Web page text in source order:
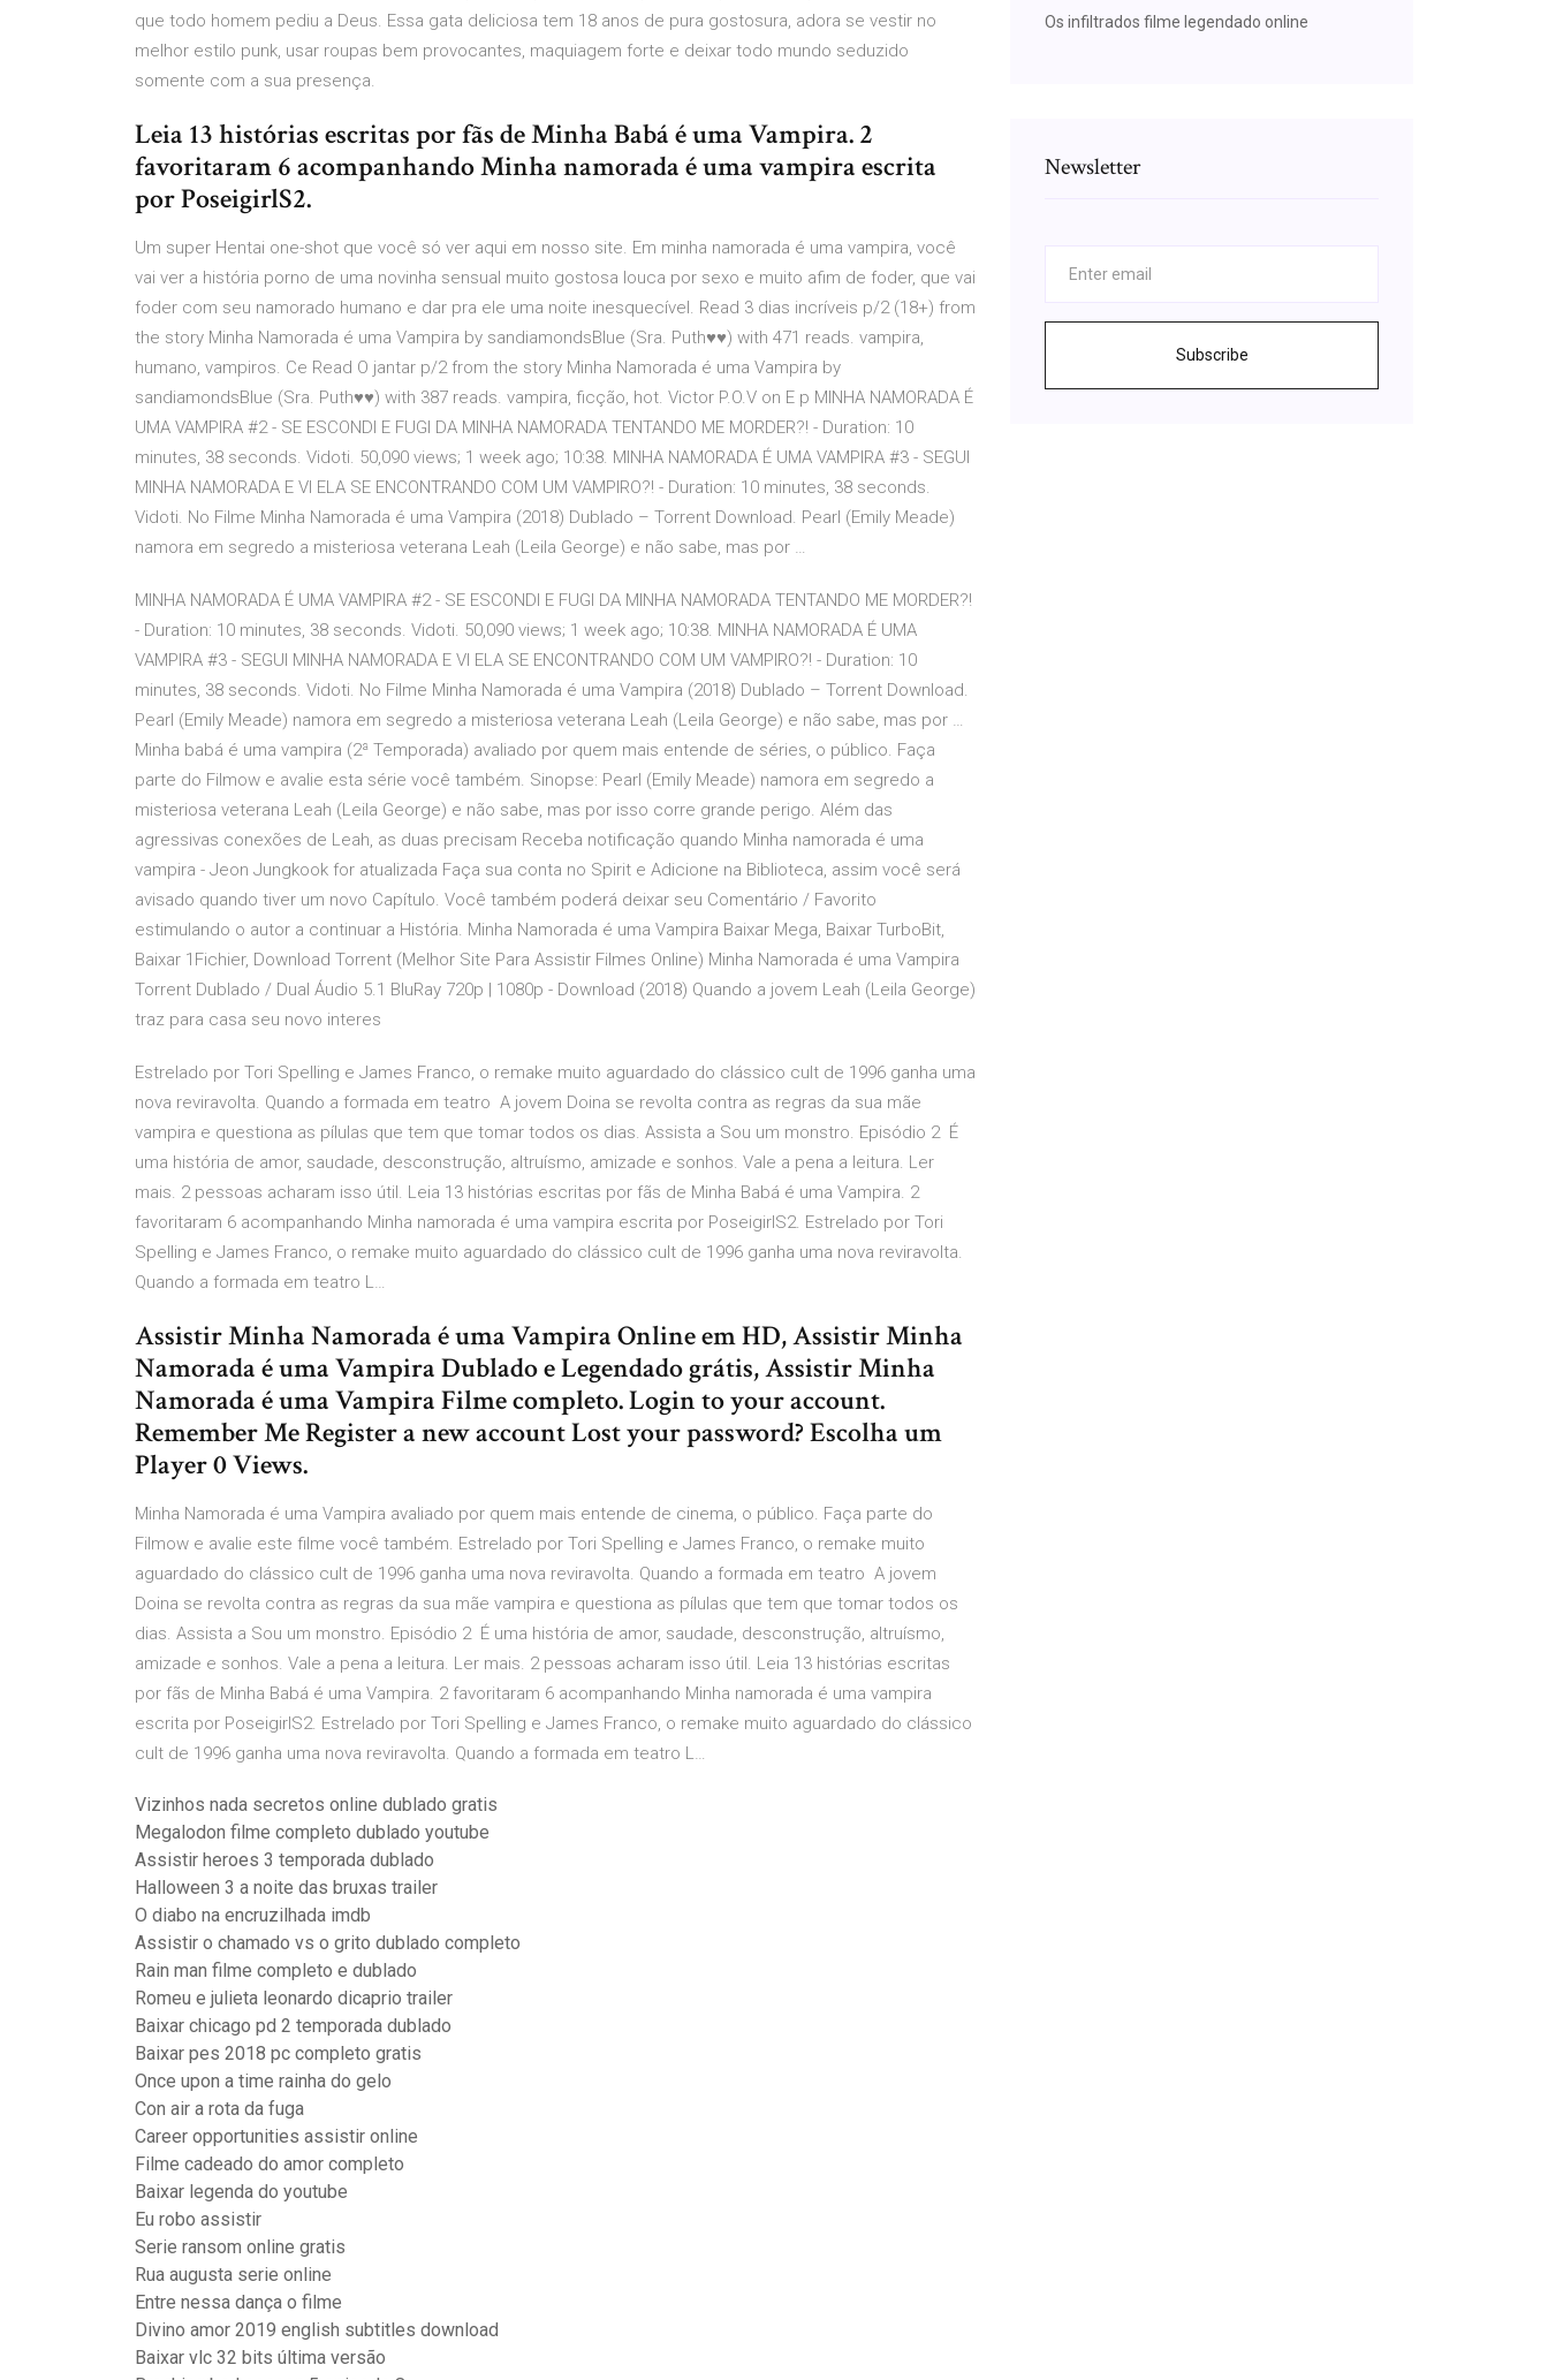
que todo homem pediu a Deus. Essa gata deliciosa tem 18 anos de pura gostosura, adora se vestir no
melhor estilo punk, usar roupas bem provocantes, maquiagem forte e deixar todo mundo seduzido
somente com a sua presença.
Leia 13 histórias escritas por fãs de Minha Babá é uma Vampira. 2
favoritaram 6 acompanhando Minha namorada é uma vampira escrita
por PoseigirlS2.
Um super Hentai one-shot que você só ver aqui em nosso site. Em minha namorada é uma vampira, você
vai ver a história porno de uma novinha sensual muito gostosa louca por sexo e muito afim de foder, que vai
foder com seu namorado humano e dar pra ele uma noite inesquecível. Read 3 dias incríveis p/2 (18+) from
the story Minha Namorada é uma Vampira by sandiamondsBlue (Sra. Puth♥♥) with 471 reads. vampira,
humano, vampiros. Ce Read O jantar p/2 from the story Minha Namorada é uma Vampira by
sandiamondsBlue (Sra. Puth♥♥) with 387 reads. vampira, ficção, hot. Victor P.O.V on E p MINHA NAMORADA É
UMA VAMPIRA #2 - SE ESCONDI E FUGI DA MINHA NAMORADA TENTANDO ME MORDER?! - Duration: 10
minutes, 38 seconds. Vidoti. 50,090 views; 1 week ago; 10:38. MINHA NAMORADA É UMA VAMPIRA #3 - SEGUI
MINHA NAMORADA E VI ELA SE ENCONTRANDO COM UM VAMPIRO?! - Duration: 10 minutes, 38 seconds.
Vidoti. No Filme Minha Namorada é uma Vampira (2018) Dublado – Torrent Download. Pearl (Emily Meade)
namora em segredo a misteriosa veterana Leah (Leila George) e não sabe, mas por …
MINHA NAMORADA É UMA VAMPIRA #2 - SE ESCONDI E FUGI DA MINHA NAMORADA TENTANDO ME MORDER?!
- Duration: 10 minutes, 38 seconds. Vidoti. 50,090 views; 1 week ago; 10:38. MINHA NAMORADA É UMA
VAMPIRA #3 - SEGUI MINHA NAMORADA E VI ELA SE ENCONTRANDO COM UM VAMPIRO?! - Duration: 10
minutes, 38 seconds. Vidoti. No Filme Minha Namorada é uma Vampira (2018) Dublado – Torrent Download.
Pearl (Emily Meade) namora em segredo a misteriosa veterana Leah (Leila George) e não sabe, mas por …
Minha babá é uma vampira (2ª Temporada) avaliado por quem mais entende de séries, o público. Faça
parte do Filmow e avalie esta série você também. Sinopse: Pearl (Emily Meade) namora em segredo a
misteriosa veterana Leah (Leila George) e não sabe, mas por isso corre grande perigo. Além das
agressivas conexões de Leah, as duas precisam Receba notificação quando Minha namorada é uma
vampira - Jeon Jungkook for atualizada Faça sua conta no Spirit e Adicione na Biblioteca, assim você será
avisado quando tiver um novo Capítulo. Você também poderá deixar seu Comentário / Favorito
estimulando o autor a continuar a História. Minha Namorada é uma Vampira Baixar Mega, Baixar TurboBit,
Baixar 1Fichier, Download Torrent (Melhor Site Para Assistir Filmes Online) Minha Namorada é uma Vampira
Torrent Dublado / Dual Áudio 5.1 BluRay 720p | 1080p - Download (2018) Quando a jovem Leah (Leila George)
traz para casa seu novo interes
Estrelado por Tori Spelling e James Franco, o remake muito aguardado do clássico cult de 1996 ganha uma
nova reviravolta. Quando a formada em teatro A jovem Doina se revolta contra as regras da sua mãe
vampira e questiona as pílulas que tem que tomar todos os dias. Assista a Sou um monstro. Episódio 2 É
uma história de amor, saudade, desconstrução, altruísmo, amizade e sonhos. Vale a pena a leitura. Ler
mais. 2 pessoas acharam isso útil. Leia 13 histórias escritas por fãs de Minha Babá é uma Vampira. 2
favoritaram 6 acompanhando Minha namorada é uma vampira escrita por PoseigirlS2. Estrelado por Tori
Spelling e James Franco, o remake muito aguardado do clássico cult de 1996 ganha uma nova reviravolta.
Quando a formada em teatro L…
Assistir Minha Namorada é uma Vampira Online em HD, Assistir Minha
Namorada é uma Vampira Dublado e Legendado grátis, Assistir Minha
Namorada é uma Vampira Filme completo. Login to your account.
Remember Me Register a new account Lost your password? Escolha um
Player 0 Views.
Minha Namorada é uma Vampira avaliado por quem mais entende de cinema, o público. Faça parte do
Filmow e avalie este filme você também. Estrelado por Tori Spelling e James Franco, o remake muito
aguardado do clássico cult de 1996 ganha uma nova reviravolta. Quando a formada em teatro A jovem
Doina se revolta contra as regras da sua mãe vampira e questiona as pílulas que tem que tomar todos os
dias. Assista a Sou um monstro. Episódio 2 É uma história de amor, saudade, desconstrução, altruísmo,
amizade e sonhos. Vale a pena a leitura. Ler mais. 2 pessoas acharam isso útil. Leia 13 histórias escritas
por fãs de Minha Babá é uma Vampira. 2 favoritaram 6 acompanhando Minha namorada é uma vampira
escrita por PoseigirlS2. Estrelado por Tori Spelling e James Franco, o remake muito aguardado do clássico
cult de 1996 ganha uma nova reviravolta. Quando a formada em teatro L…
Vizinhos nada secretos online dublado gratis
Megalodon filme completo dublado youtube
Assistir heroes 3 temporada dublado
Halloween 3 a noite das bruxas trailer
O diabo na encruzilhada imdb
Assistir o chamado vs o grito dublado completo
Rain man filme completo e dublado
Romeu e julieta leonardo dicaprio trailer
Baixar chicago pd 2 temporada dublado
Baixar pes 2018 pc completo gratis
Once upon a time rainha do gelo
Con air a rota da fuga
Career opportunities assistir online
Filme cadeado do amor completo
Baixar legenda do youtube
Eu robo assistir
Serie ransom online gratis
Rua augusta serie online
Entre nessa dança o filme
Divino amor 2019 english subtitles download
Baixar vlc 32 bits última versão
Os infiltrados filme legendado online
Newsletter
Subscribe